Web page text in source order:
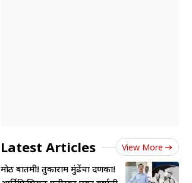
Latest Articles View More
मोठी बातमी! तुकाराम मुंढेंचा दणका!